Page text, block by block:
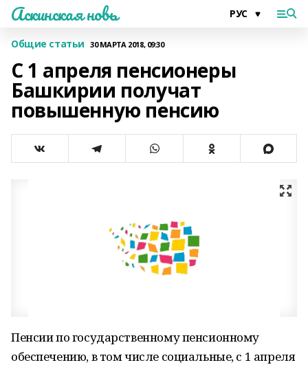
Аскинская новь
Общие статьи 30 МАРТА 2018, 09:30
С 1 апреля пенсионеры
Башкирии получат
повышенную пенсию
Пенсии по государственному пенсионному
обеспечению, в том числе социальные, с 1 апреля